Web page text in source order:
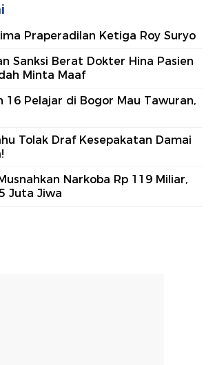
Praperadilan Ketiga Roy Suryo
Sanksi Berat Dokter Hina Pasien
Minta Maaf
16 Pelajar di Bogor Mau Tawuran,
Tolak Draf Kesepakatan Damai
Narkoba Rp 119 Miliar,
Juta Jiwa